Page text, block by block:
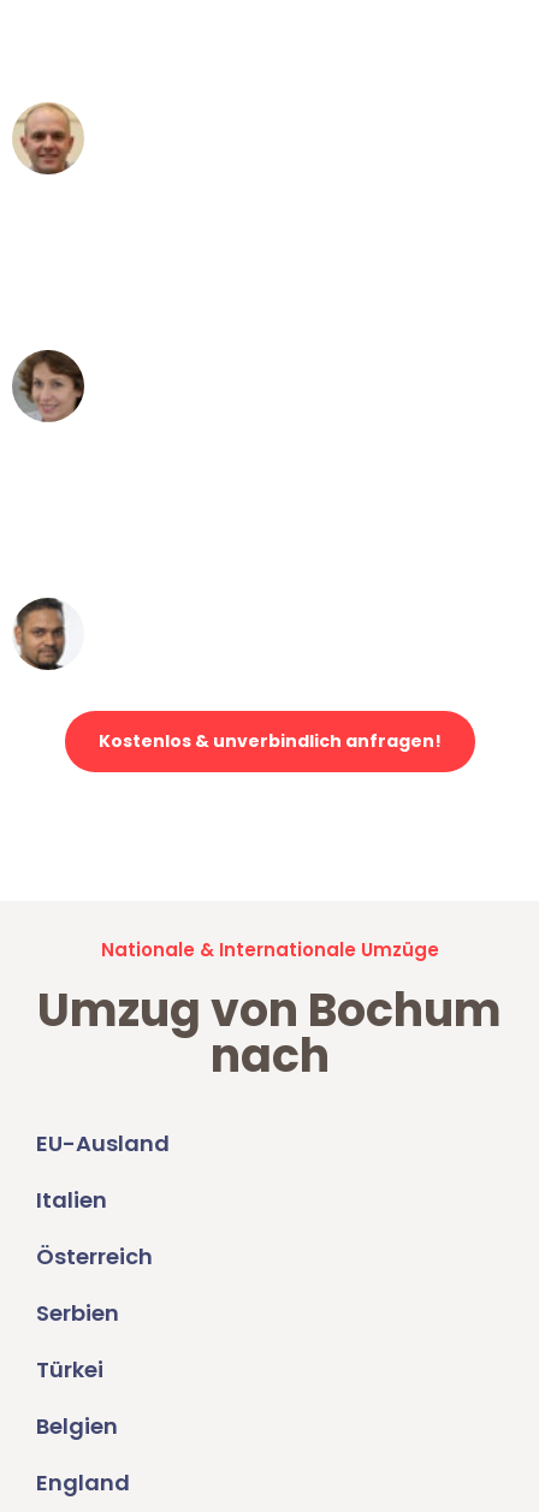
Kostenlos & unverbindlich anfragen!
Nationale & Internationale Umzüge
Umzug von Bochum
nach
EU-Ausland
Italien
Österreich
Serbien
Türkei
Belgien
England